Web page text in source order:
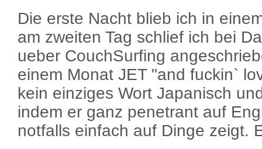
Die erste Nacht blieb ich in
am zweiten Tag schlief ich bei
ueber CouchSurfing
einem Monat JET "and fuckin`
kein einziges Wort Japanisch
indem er ganz penetrant auf
notfalls einfach auf Dinge zeigt.